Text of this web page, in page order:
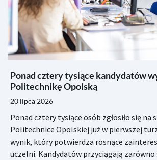
Ponad cztery tysiące kandydatów
Politechnikę Opolską
20 lipca 2026
Ponad cztery tysiące osób zgłosiło się na
Politechnice Opolskiej już w pierwszej
wynik, który potwierdza rosnące
uczelni. Kandydatów przyciągają zarówno